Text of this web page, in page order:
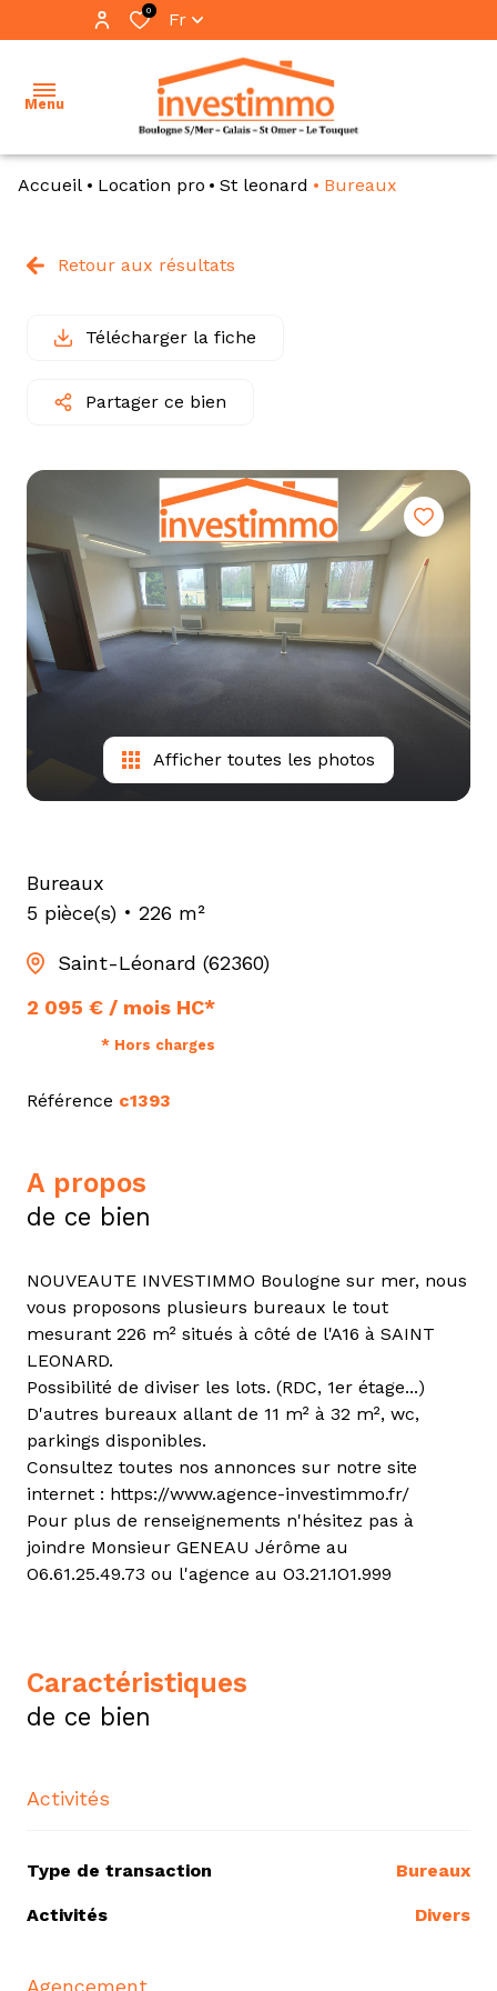
0 Fr
Menu
ventes
vente
pro
immo
tarif
estimation
Accueil Location pro St leonard Bureaux
Retour aux résultats
Télécharger la fiche
Partager ce bien
Afficher toutes les photos
Bureaux
5 pièce(s)
226 m²
Saint-Léonard (62360)
2 095 € / mois HC*
* Hors charges
Référence c1393
a propos
de ce bien
NOUVEAUTE INVESTIMMO Boulogne sur mer, nous
vous proposons plusieurs bureaux le tout
mesurant 226 m² situés à côté de l'A16 à SAINT
LEONARD.
Possibilité de diviser les lots. (RDC, 1er étage...)
D'autres bureaux allant de 11 m² à 32 m², wc,
parkings disponibles.
Consultez toutes nos annonces sur notre site
internet : https://www.agence-investimmo.fr/
Pour plus de renseignements n'hésitez pas à
joindre Monsieur GENEAU Jérôme au
O6.61.25.49.73 ou l'agence au O3.21.1O1.999
caractéristiques
de ce bien
Activités
Type de transaction Bureaux
Activités Divers
Agencement